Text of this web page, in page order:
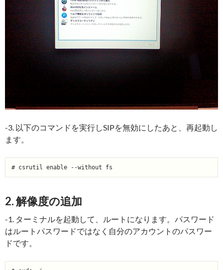
-3. 以下のコマンドを実行しSIPを無効にしたあと、再起動し
ます。
2. 解像度の追加
-1. ターミナルを起動して、ルートになります。パスワード
はルートパスワードではなく自分のアカウントのパスワー
ドです。